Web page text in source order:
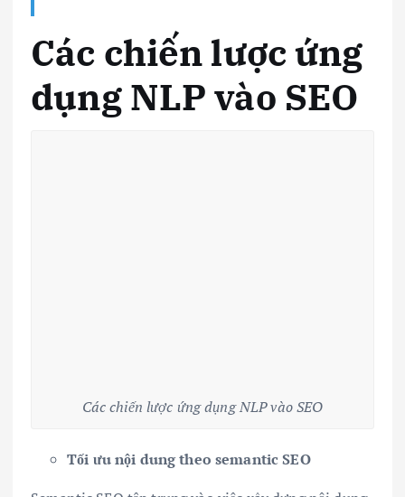
Các chiến lược ứng
dụng NLP vào SEO
Các chiến lược ứng dụng NLP vào SEO
Tối ưu nội dung theo semantic SEO